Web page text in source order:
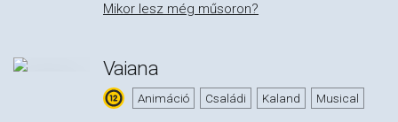
Mikor lesz még műsoron?
Vaiana
Animáció Családi Kaland Musical